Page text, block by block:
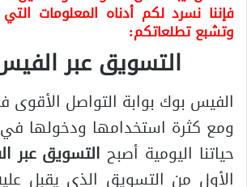
فإننا نسرد لكم أدناه المعلومات
وتشبع تطلعاتكم:
التسويق عبر
الفيس بوك بوابة التواصل الأقوى
ومع كثرة استخدامها ودخولها
حياتنا اليومية أصبح التسويق عبر
الأول من التسويق الذي يقبل